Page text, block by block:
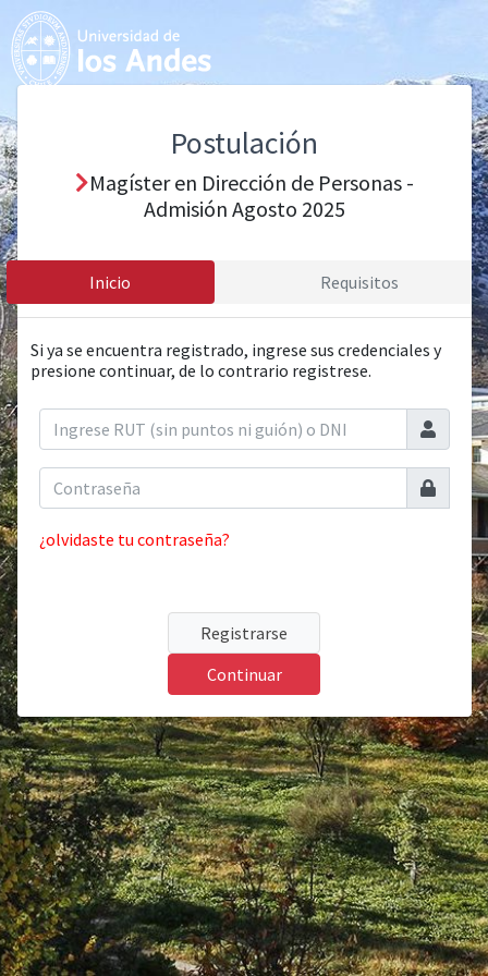
Postulación
Magíster en Dirección de Personas -
Admisión Agosto 2025
Inicio Requisitos
Si ya se encuentra registrado, ingrese sus credenciales y
presione continuar, de lo contrario registrese.
¿olvidaste tu contraseña?
Registrarse
Continuar